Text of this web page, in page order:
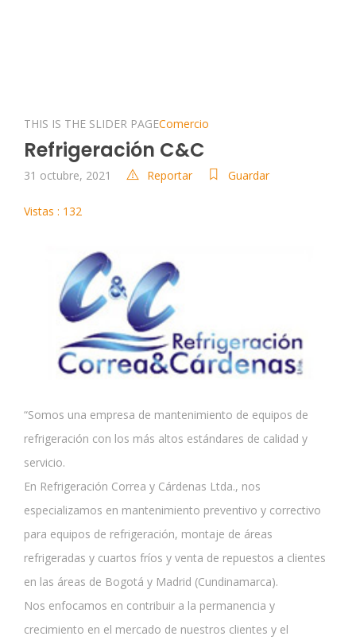
THIS IS THE SLIDER PAGEComercio
Refrigeración C&C
31 octubre, 2021 Reportar Guardar
Vistas : 132
“Somos una empresa de mantenimiento de equipos de
refrigeración con los más altos estándares de calidad y
servicio.
En Refrigeración Correa y Cárdenas Ltda., nos
especializamos en mantenimiento preventivo y correctivo
para equipos de refrigeración, montaje de áreas
refrigeradas y cuartos fríos y venta de repuestos a clientes
en las áreas de Bogotá y Madrid (Cundinamarca).
Nos enfocamos en contribuir a la permanencia y
crecimiento en el mercado de nuestros clientes y el